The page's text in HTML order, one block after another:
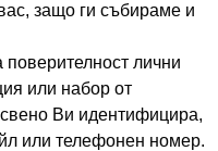
защо ги събираме и
лични
или набор от
Ви идентифицира,
или телефонен номер.